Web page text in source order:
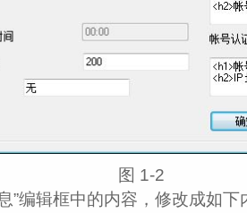
图 1‑2
”编辑框中的内容，修改成如下